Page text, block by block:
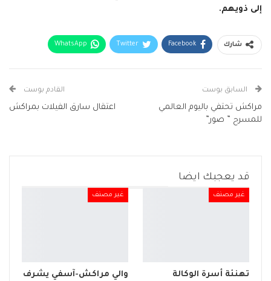
إلى ذويهم.
شارك Facebook
Twitter
WhatsApp
Telegram
السابق بوست
مراكش تحتفي باليوم العالمي
للمسرح ” صور”
القادم بوست
اعتقال سارق الفيلات بمراكش
قد يعجبك ايضا
غير مصنف
تهنئة أسرة الوكالة
غير مصنف
والي مراكش-آسفي يشرف